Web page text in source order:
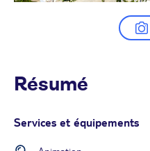
Résumé
Services et équipements